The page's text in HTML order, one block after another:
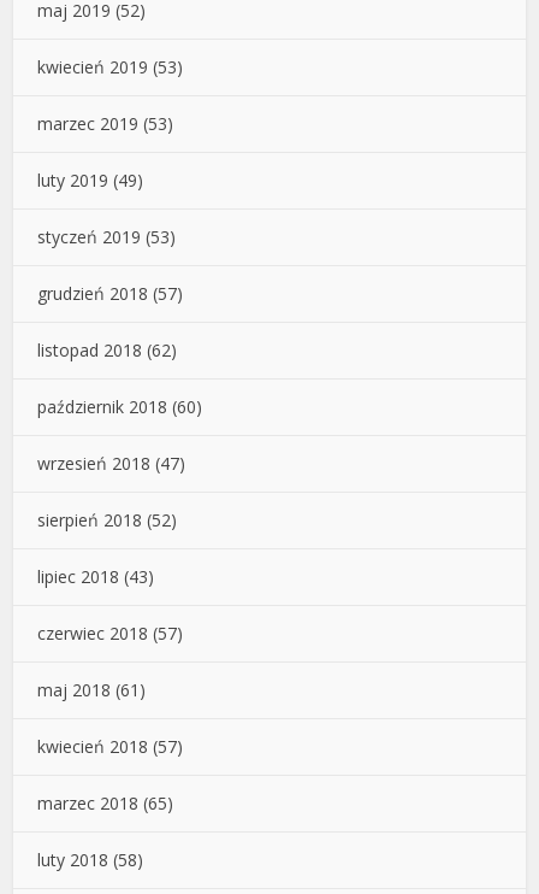
maj 2019 (52)
kwiecień 2019 (53)
marzec 2019 (53)
luty 2019 (49)
styczeń 2019 (53)
grudzień 2018 (57)
listopad 2018 (62)
październik 2018 (60)
wrzesień 2018 (47)
sierpień 2018 (52)
lipiec 2018 (43)
czerwiec 2018 (57)
maj 2018 (61)
kwiecień 2018 (57)
marzec 2018 (65)
luty 2018 (58)